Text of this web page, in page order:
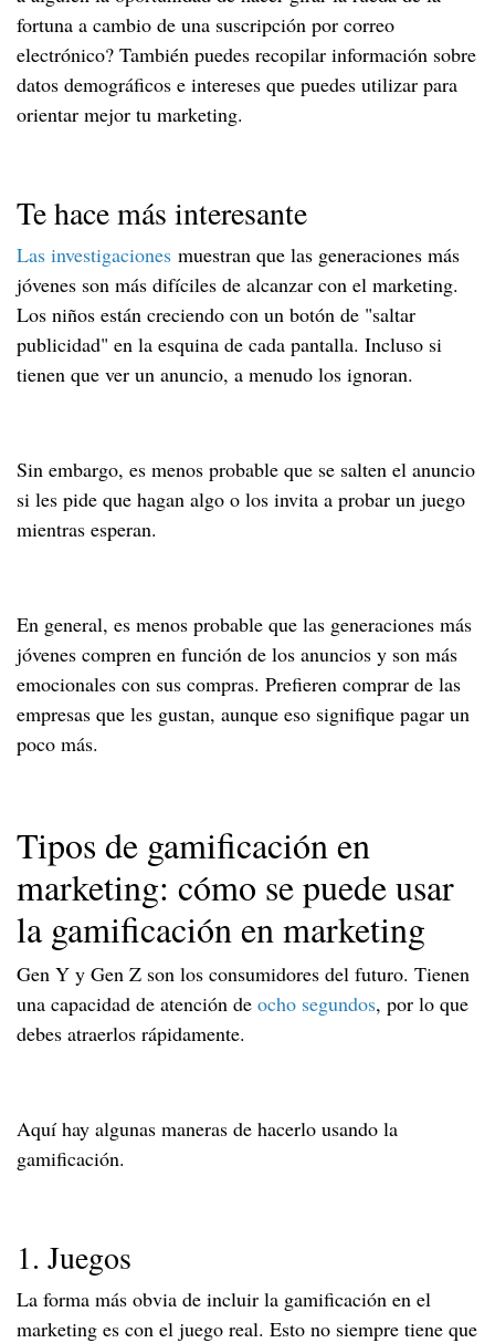
fortuna a cambio de una suscripción por correo
electrónico? También puedes recopilar información sobre
datos demográficos e intereses que puedes utilizar para
orientar mejor tu marketing.
Te hace más interesante
Las investigaciones muestran que las generaciones más
jóvenes son más difíciles de alcanzar con el marketing.
Los niños están creciendo con un botón de "saltar
publicidad" en la esquina de cada pantalla. Incluso si
tienen que ver un anuncio, a menudo los ignoran.
Sin embargo, es menos probable que se salten el anuncio
si les pide que hagan algo o los invita a probar un juego
mientras esperan.
En general, es menos probable que las generaciones más
jóvenes compren en función de los anuncios y son más
emocionales con sus compras. Prefieren comprar de las
empresas que les gustan, aunque eso signifique pagar un
poco más.
Tipos de gamificación en
marketing: cómo se puede usar
la gamificación en marketing
Gen Y y Gen Z son los consumidores del futuro. Tienen
una capacidad de atención de ocho segundos, por lo que
debes atraerlos rápidamente.
Aquí hay algunas maneras de hacerlo usando la
gamificación.
1. Juegos
La forma más obvia de incluir la gamificación en el
marketing es con el juego real. Esto no siempre tiene que